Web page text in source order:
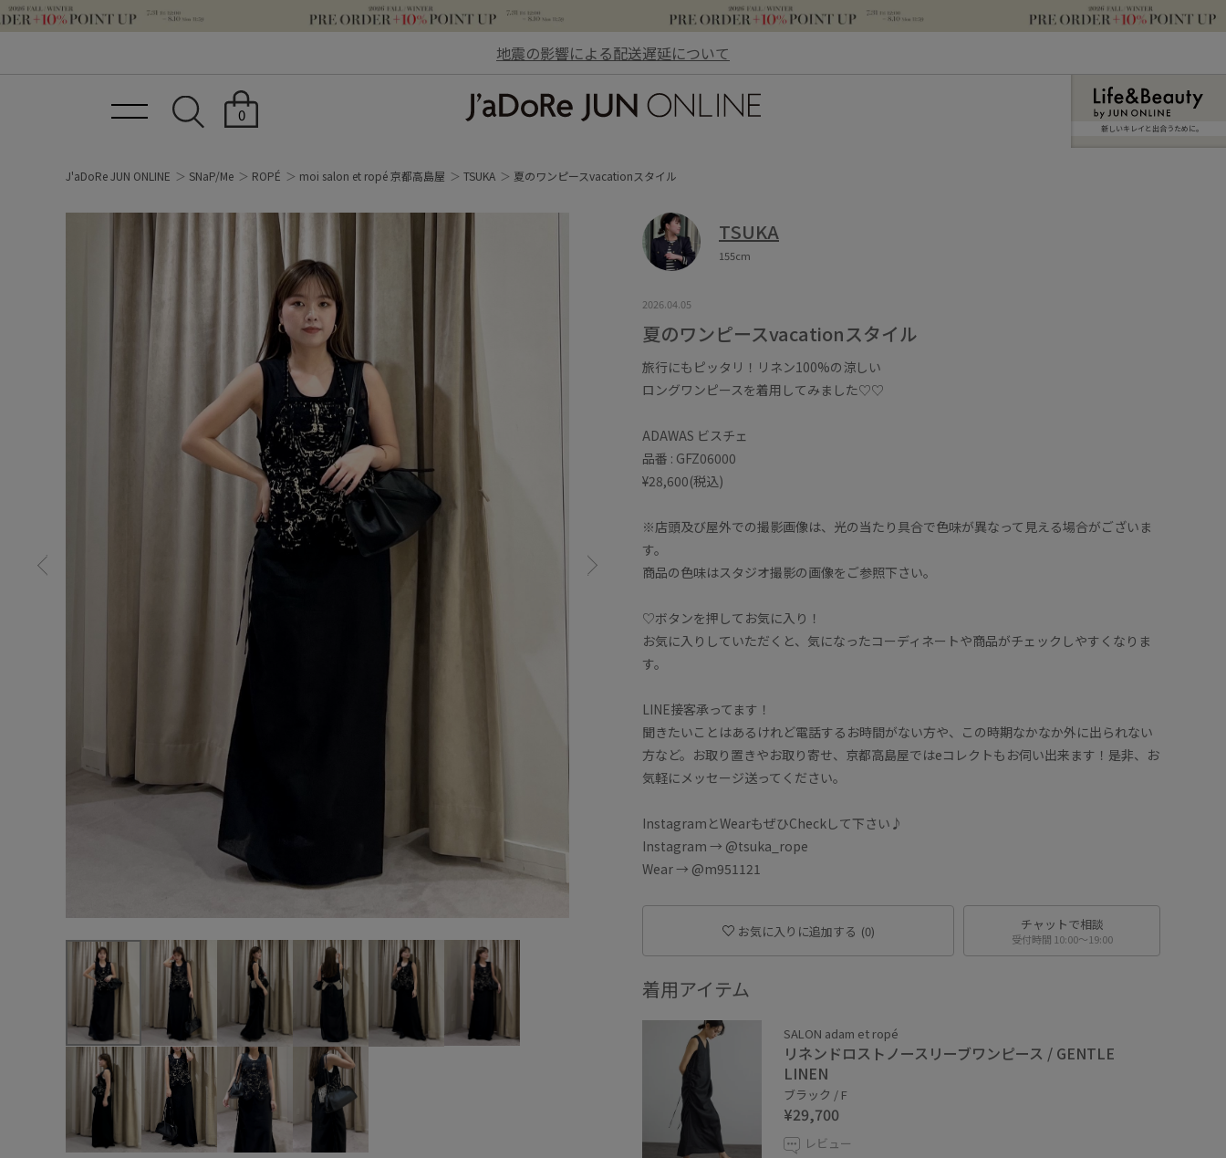
地震の影響による配送遅延について
0
新しいキレイと出合うために。
J'aDoRe JUN ONLINE SNaP/Me ROPÉ moi salon et ropé 京都高島屋 TSUKA 夏のワンピースvacationスタイル
TSUKA
155cm
2026.04.05
夏のワンピースvacationスタイル
旅行にもピッタリ！リネン100%の涼しい
ロングワンピースを着用してみました♡♡
ADAWAS ビスチェ
品番 : GFZ06000
¥28,600(税込)
※店頭及び屋外での撮影画像は、光の当たり具合で色味が異なって見える場合がございま
す。
商品の色味はスタジオ撮影の画像をご参照下さい。
♡ボタンを押してお気に入り！
お気に入りしていただくと、気になったコーディネートや商品がチェックしやすくなりま
す。
LINE接客承ってます！
聞きたいことはあるけれど電話するお時間がない方や、この時期なかなか外に出られない
方など。お取り置きやお取り寄せ、京都高島屋ではeコレクトもお伺い出来ます！是非、お
気軽にメッセージ送ってください。
InstagramとWearもぜひCheckして下さい♪
Instagram → @tsuka_rope
Wear → @m951121
お気に入りに追加する (0) チャットで相談
受付時間 10:00〜19:00
着用アイテム
SALON adam et ropé
リネンドロストノースリーブワンピース / GENTLE
LINEN
ブラック / F
¥29,700
レビュー